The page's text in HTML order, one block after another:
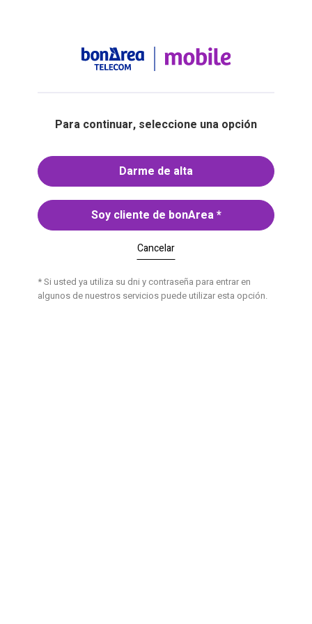
Para continuar, seleccione una opción
Darme de alta
Soy cliente de bonArea*
Cancelar
* Si usted ya utiliza su dni y contraseña para entrar en
algunos de nuestros servicios puede utilizar esta opción.